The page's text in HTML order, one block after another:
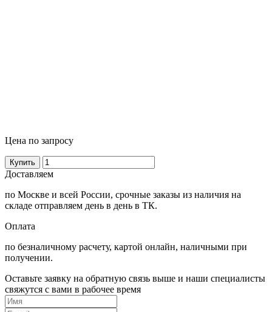
Цена по запросу
Купить
Доставляем
по Москве и всей России, срочные заказы из наличия на
складе отправляем день в день в ТК.
Оплата
по безналичному расчету, картой онлайн, наличными при
получении.
Оставьте заявку на обратную связь выше и наши специалисты
свяжутся с вами в рабочее время